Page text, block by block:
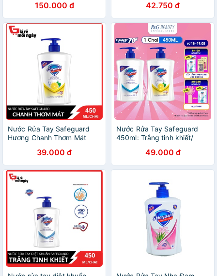
150.000 đ 42.750 đ
Nước Rửa Tay Safeguard
Hương Chanh Thơm Mát
39.000 đ
Nước Rửa Tay Safeguard
450ml: Trắng tinh khiết/
49.000 đ